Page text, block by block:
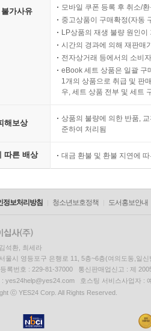
가사유
모바일 쿠폰 등록 후 취소/
중고상품이 구매확정(자동
LP상품의 재생 불량 원인
시간의 경과에 의해 재판매
전자상거래 등에서의 소비
eBook 세트 상품은 일괄 구
1개의 상품으로 취급 및 판
우, 세트 상품 전부 및 세트
해보상
상품의 불량에 의한 반품,
준하여 처리됨
따른 배상 대금 환불 및 환불 지연에
정보처리방침 청소년보호정책 도서홍보안내
석환, 최세라
울시 영등포구 은행로 11, 5층~6층(여의도동,일신
록번호 : 229-81-37000 통신판매업신고 : 제
: yes24help@yes24.com 호스팅 서비스사업자 :
ⓒ YES24 Corp. All Rights Reserved.